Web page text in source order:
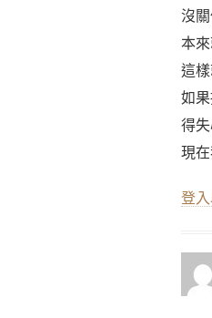
沒關
本
這
如
得
現
登